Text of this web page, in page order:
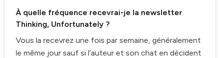
À quelle fréquence recevrai-je la newsletter
Thinking, Unfortunately ?
Vous la recevrez une fois par semaine, généralement
le même jour sauf si l’auteur et son chat en décident